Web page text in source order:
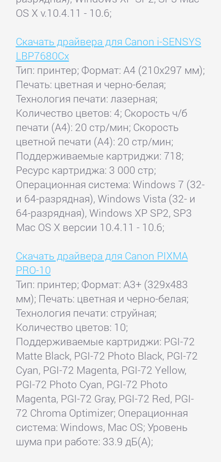
OS X v.10.4.11 - 10.6;
Скачать драйвера для Canon i-SENSYS
LBP7680Cx
Тип: принтер; Формат: A4 (210x297 мм);
Печать: цветная и черно-белая;
Технология печати: лазерная;
Количество цветов: 4; Скорость ч/б
печати (А4): 20 стр/мин; Скорость
цветной печати (А4): 20 стр/мин;
Поддерживаемые картриджи: 718;
Ресурс картриджа: 3 000 стр;
Операционная система: Windows 7 (32-
и 64-разрядная), Windows Vista (32- и
64-разрядная), Windows XP SP2, SP3
Mac OS X версии 10.4.11 - 10.6;
Скачать драйвера для Canon PIXMA
PRO-10
Тип: принтер; Формат: A3+ (329x483
мм); Печать: цветная и черно-белая;
Технология печати: струйная;
Количество цветов: 10;
Поддерживаемые картриджи: PGI-72
Matte Black, PGI-72 Photo Black, PGI-72
Cyan, PGI-72 Magenta, PGI-72 Yellow,
PGI-72 Photo Cyan, PGI-72 Photo
Magenta, PGI-72 Gray, PGI-72 Red, PGI-
72 Chroma Optimizer; Операционная
система: Windows, Mac OS; Уровень
шума при работе: 33.9 дБ(А);